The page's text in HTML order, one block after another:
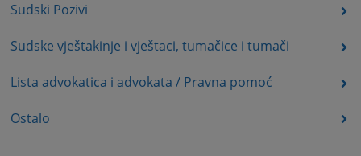
Sudski Pozivi
Sudske vještakinje i vještaci, tumačice i tumači
Lista advokatica i advokata / Pravna pomoć
Ostalo